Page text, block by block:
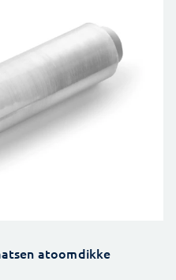
atoomdikke